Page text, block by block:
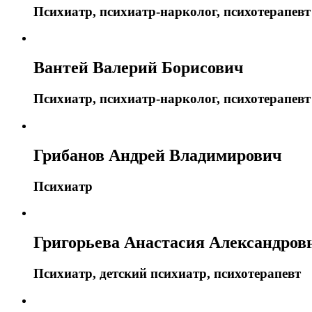
Психиатр, психиатр-нарколог, психотерапевт
Вантей Валерий Борисович
Психиатр, психиатр-нарколог, психотерапевт
Грибанов Андрей Владимирович
Психиатр
Григорьева Анастасия
Психиатр, детский психиатр, психотерапевт